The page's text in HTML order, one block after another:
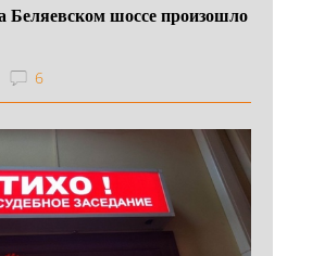
Беляевском шоссе произошло
6